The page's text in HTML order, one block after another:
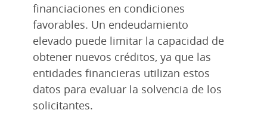
financiaciones en condiciones
favorables. Un endeudamiento
elevado puede limitar la capacidad de
obtener nuevos créditos, ya que las
entidades financieras utilizan estos
datos para evaluar la solvencia de los
solicitantes.